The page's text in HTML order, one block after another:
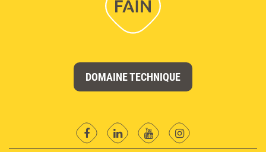
DOMAINE TECHNIQUE
facebookLinkedinYouTubeinstagram